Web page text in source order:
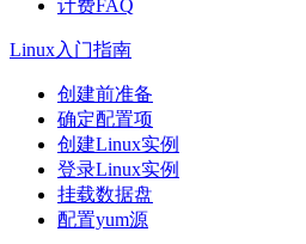
计费FAQ
Linux入门指南
创建前准备
确定配置项
创建Linux实例
登录Linux实例
挂载数据盘
配置yum源